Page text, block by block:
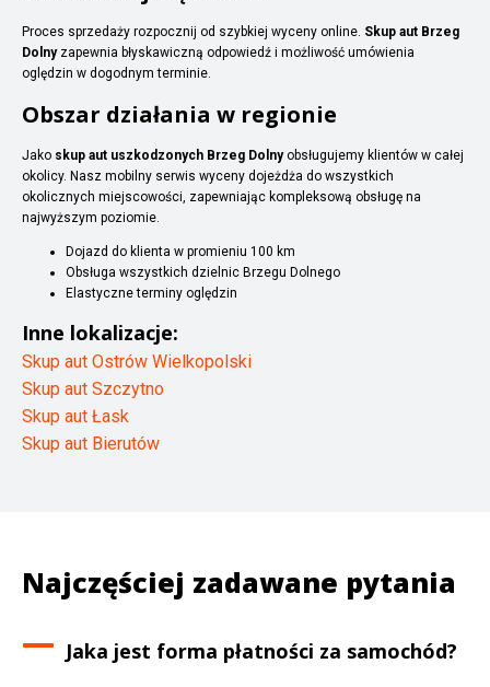
Proces sprzedaży rozpocznij od szybkiej wyceny online. Skup aut Brzeg
Dolnyzapewnia błyskawiczną odpowiedź i możliwość umówienia
oględzin w dogodnym terminie.
Obszar działania w regionie
Jako skup aut uszkodzonych Brzeg Dolnyobsługujemy klientów w całej
okolicy. Nasz mobilny serwis wyceny dojeżdża do wszystkich
okolicznych miejscowości, zapewniając kompleksową obsługę na
najwyższym poziomie.
Dojazd do klienta w promieniu 100 km
Obsługa wszystkich dzielnic Brzegu Dolnego
Elastyczne terminy oględzin
Inne lokalizacje:
Skup aut Ostrów Wielkopolski
Skup aut Szczytno
Skup aut Łask
Skup aut Bierutów
Najczęściej zadawane pytania
Jaka jest forma płatności za samochód?